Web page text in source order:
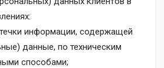
информации, содержащей
данные, по техническим
способами;